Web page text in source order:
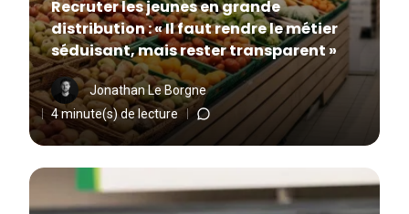
Recruter les jeunes en grande
distribution : « Il faut rendre le métier
séduisant, mais rester transparent »
Jonathan Le Borgne
4 minute(s) de lecture